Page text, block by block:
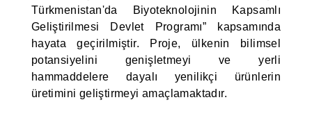
Türkmenistan'da Biyoteknolojinin Kapsamlı
Geliştirilmesi Devlet Programı” kapsamında
hayata geçirilmiştir. Proje, ülkenin bilimsel
potansiyelini genişletmeyi ve yerli
hammaddelere dayalı yenilikçi ürünlerin
üretimini geliştirmeyi amaçlamaktadır.